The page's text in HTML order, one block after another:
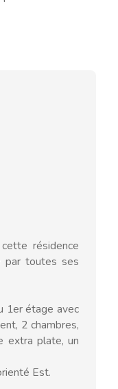
résidence
par toutes ses
1er étage avec
2 chambres,
extra plate, un
Est.